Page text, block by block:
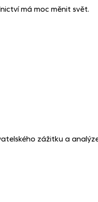
má moc měnit svět.
zážitku a